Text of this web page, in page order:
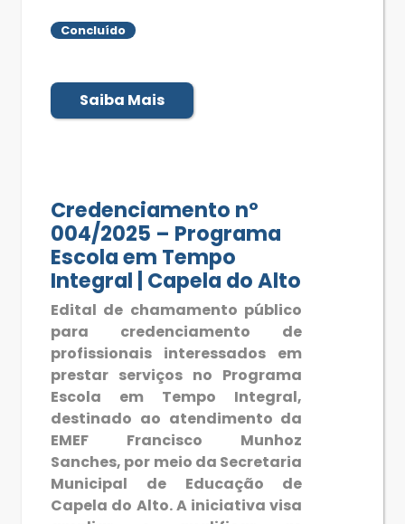
Concluído
Saiba Mais
Credenciamento nº
004/2025 – Programa
Escola em Tempo
Integral | Capela do Alto
Edital de chamamento público
para credenciamento de
profissionais interessados em
prestar serviços no Programa
Escola em Tempo Integral,
destinado ao atendimento da
EMEF Francisco Munhoz
Sanches, por meio da Secretaria
Municipal de Educação de
Capela do Alto. A iniciativa visa